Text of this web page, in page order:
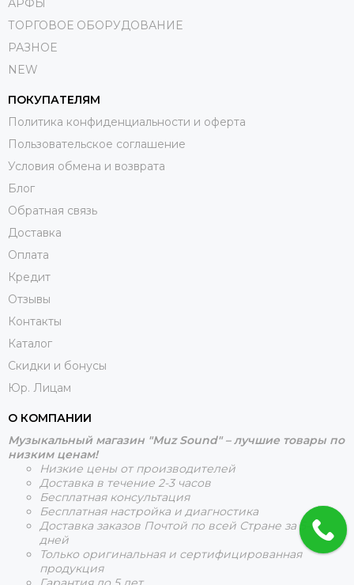
АРФЫ
ТОРГОВОЕ ОБОРУДОВАНИЕ
РАЗНОЕ
NEW
ПОКУПАТЕЛЯМ
Политика конфиденциальности и оферта
Пользовательское соглашение
Условия обмена и возврата
Блог
Обратная связь
Доставка
Оплата
Кредит
Отзывы
Контакты
Каталог
Скидки и бонусы
Юр. Лицам
О КОМПАНИИ
Музыкальный магазин "Muz Sound" – лучшие товары по
низким ценам!
Низкие цены от производителей
Доставка в течение 2-3 часов
Бесплатная консультация
Бесплатная настройка и диагностика
Доставка заказов Почтой по всей Стране за 5-15
дней
Только оригинальная и сертифицированная
продукция